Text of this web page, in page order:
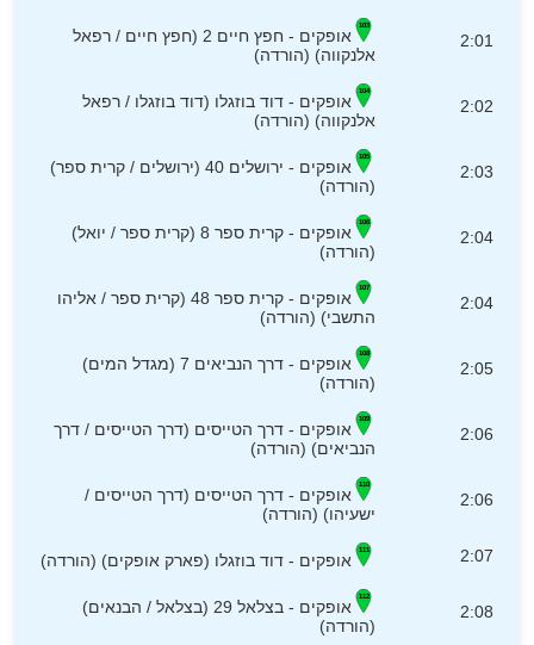
2:01
אופקים - חפץ חיים 2 (חפץ חיים / רפאל
אלנקווה) (הורדה)
2:02
אופקים - דוד בוזגלו (דוד בוזגלו / רפאל
אלנקווה) (הורדה)
2:03
אופקים - ירושלים 40 (ירושלים / קרית ספר)
(הורדה)
2:04
אופקים - קרית ספר 8 (קרית ספר / יואל)
(הורדה)
2:04
אופקים - קרית ספר 48 (קרית ספר / אליהו
התשבי) (הורדה)
2:05
אופקים - דרך הנביאים 7 (מגדל המים)
(הורדה)
2:06
אופקים - דרך הטייסים (דרך הטייסים / דרך
הנביאים) (הורדה)
2:06
אופקים - דרך הטייסים (דרך הטייסים /
ישעיהו) (הורדה)
2:07 אופקים - דוד בוזגלו (פארק אופקים) (הורדה)
2:08
אופקים - בצלאל 29 (בצלאל / הבנאים)
(הורדה)